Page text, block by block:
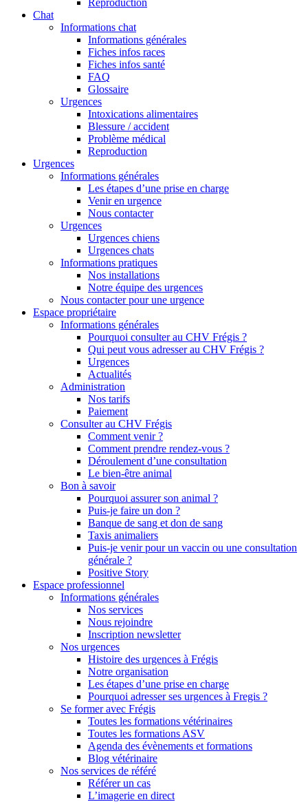
Reproduction
Chat
Informations chat
Informations générales
Fiches infos races
Fiches infos santé
FAQ
Glossaire
Urgences
Intoxications alimentaires
Blessure / accident
Problème médical
Reproduction
Urgences
Informations générales
Les étapes d’une prise en charge
Venir en urgence
Nous contacter
Urgences
Urgences chiens
Urgences chats
Informations pratiques
Nos installations
Notre équipe des urgences
Nous contacter pour une urgence
Espace propriétaire
Informations générales
Pourquoi consulter au CHV Frégis ?
Qui peut vous adresser au CHV Frégis ?
Urgences
Actualités
Administration
Nos tarifs
Paiement
Consulter au CHV Frégis
Comment venir ?
Comment prendre rendez-vous ?
Déroulement d’une consultation
Le bien-être animal
Bon à savoir
Pourquoi assurer son animal ?
Puis-je faire un don ?
Banque de sang et don de sang
Taxis animaliers
Puis-je venir pour un vaccin ou une consultation
générale ?
Positive Story
Espace professionnel
Informations générales
Nos services
Nous rejoindre
Inscription newsletter
Nos urgences
Histoire des urgences à Frégis
Notre organisation
Les étapes d’une prise en charge
Pourquoi adresser ses urgences à Fregis ?
Se former avec Frégis
Toutes les formations vétérinaires
Toutes les formations ASV
Agenda des évènements et formations
Blog vétérinaire
Nos services de référé
Référer un cas
L’imagerie en direct